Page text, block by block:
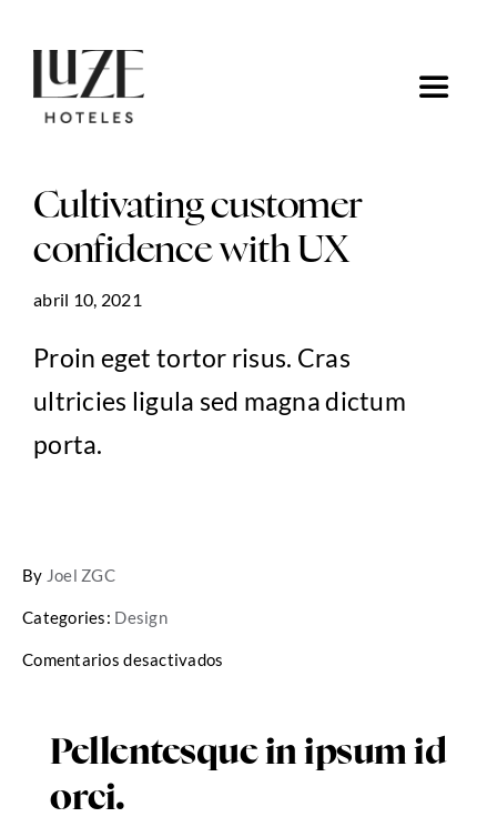
contenido
Toggle
Ir a Luze Hoteles
Cultivating customer
confidence with UX
abril 10, 2021
Proin eget tortor risus. Cras
ultricies ligula sed magna dictum
porta.
By Joel ZGC
Categories: Design
Comentarios desactivados
UX
Pellentesque in ipsum id
orci.